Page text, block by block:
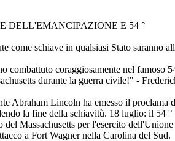
DELL'EMANCIPAZIONE E 54 °
come schiave in qualsiasi Stato saranno
combattuto coraggiosamente nel famoso
durante la guerra civile!" -
Abraham Lincoln ha emesso il proclama
la fine della schiavitù. 18 luglio: il 54 °
del Massachusetts per l'esercito dell'Unione
a Fort Wagner nella Carolina del Sud.